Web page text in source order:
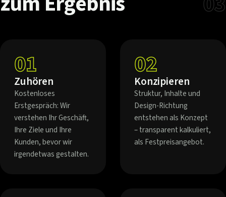
01
Zuhören
Kostenloses
Erstgespräch: Wir
verstehen Ihr Geschäft,
Ihre Ziele und Ihre
Kunden, bevor wir
irgendetwas gestalten.
02
Konzipieren
Struktur, Inhalte und
Design-Richtung
entstehen als Konzept
– transparent kalkuliert,
als Festpreisangebot.